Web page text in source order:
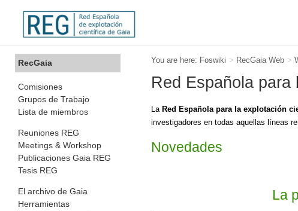
You are here: Foswiki > RecGaia Web >
Red Española
La Red Española para la explotación
investigadores en todas aquellas líneas
Novedades
La
RecGaia
Comisiones
Grupos de Trabajo
Lista de miembros
Reuniones REG
Meetings & Workshop
Publicaciones Gaia REG
Tesis REG
El archivo de Gaia
Herramientas